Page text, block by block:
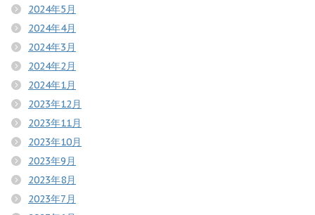
2024年5月
2024年4月
2024年3月
2024年2月
2024年1月
2023年12月
2023年11月
2023年10月
2023年9月
2023年8月
2023年7月